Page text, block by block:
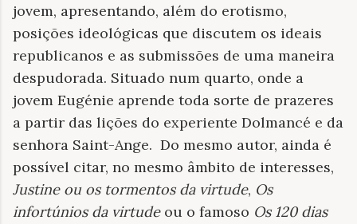
jovem, apresentando, além do erotismo,
posições ideológicas que discutem os ideais
republicanos e as submissões de uma maneira
despudorada. Situado num quarto, onde a
jovem Eugénie aprende toda sorte de prazeres
a partir das lições do experiente Dolmancé e da
senhora Saint-Ange. Do mesmo autor, ainda é
possível citar, no mesmo âmbito de interesses,
Justine ou os tormentos da virtude, Os
infortúnios da virtudeou o famoso Os 120 dias